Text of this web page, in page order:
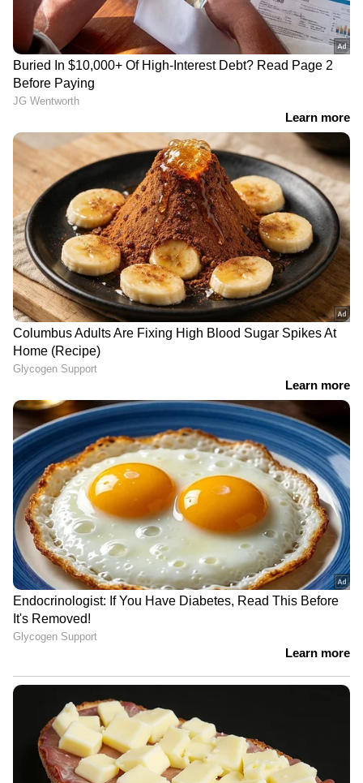
ഏഷ്യാനെറ്റ് ന്യൂസ് ലൈവ്
LATEST VIDEOS
രാജ്യത്ത് മാതൃകയാകാൻ
കര്‍ണാടക; 'ഋതുതാരെ' പദ്ധതി
ഒരുങ്ങുന്നു
നിർത്തിയിട്ട കാർ കത്തിച്ചു,
യുവതിയുടെ മേൽ
പെട്രോളൊഴിച്ചു; വീട്ടിൽക്കയറി
യുവാവിന്റെ പരാക്രമം